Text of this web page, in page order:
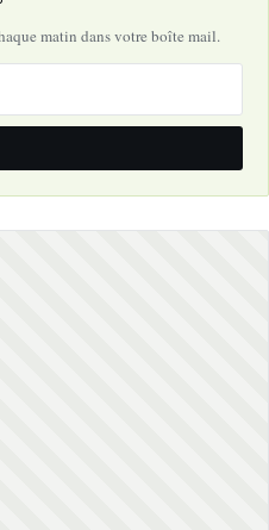
matin dans votre boîte mail.